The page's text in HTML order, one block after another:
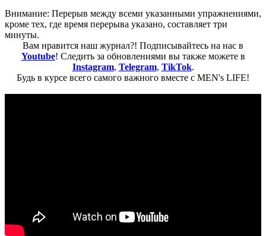
Внимание: Перерыв между всеми указанными упражнениями,
кроме тех, где время перерыва указано, составляет три
минуты.
Вам нравится наш журнал?! Подписывайтесь на нас в
Youtube! Следить за обновлениями вы также можете в
Instagram, Telegram, TikTok.
Будь в курсе всего самого важного вместе с MEN's LIFE!